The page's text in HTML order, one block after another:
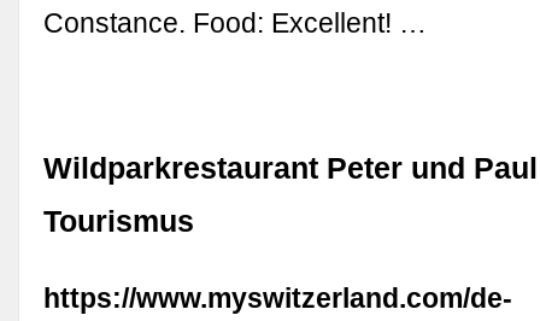
Constance. Food: Excellent! …
Wildparkrestaurant Peter und
Tourismus
https://www.myswitzerland.com/de-